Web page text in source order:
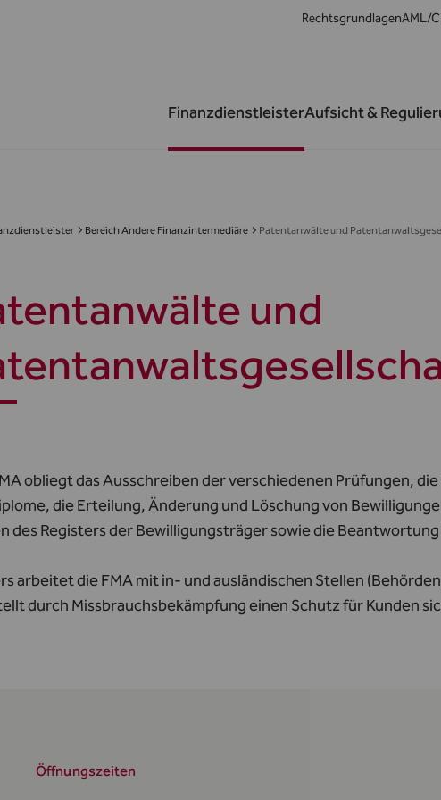
RechtsgrundlagenAML/
FinanzdienstleisterAufsicht &
Bereich Andere Finanzintermediäre Patentanwälte und
und
obliegt das Ausschreiben der verschiedenen Prüfungen,
die Erteilung, Änderung und Löschung von
des Registers der Bewilligungsträger sowie die
arbeitet die FMA mit in- und ausländischen Stellen
durch Missbrauchsbekämpfung einen Schutz für Kunden
Öffnungszeiten